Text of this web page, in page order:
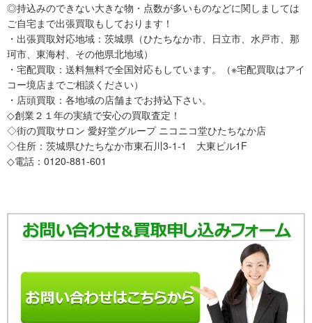
◎持込みのできない大きな物・点数が多いものなどに関しましては
ご自宅まで出張買取もしております！
・出張買取対応地域：茨城県（ひたちなか市、日立市、水戸市、那
珂市、東海村、その他県北地域）
・宅配買取：送料無料で全国対応もしています。（※宅配買取はアイ
コー境店までご相談ください）
・店頭買取：各地域の店舗までお持込下さい。
◇創業２１年の実績で安心の買取査定！
◇街の買取サロン 愛好堂グループ ニコニコ堂ひたちなか店
◇住所：茨城県ひたちなか市東石川3-1-1 大東ビル1F
◇電話：0120-881-601